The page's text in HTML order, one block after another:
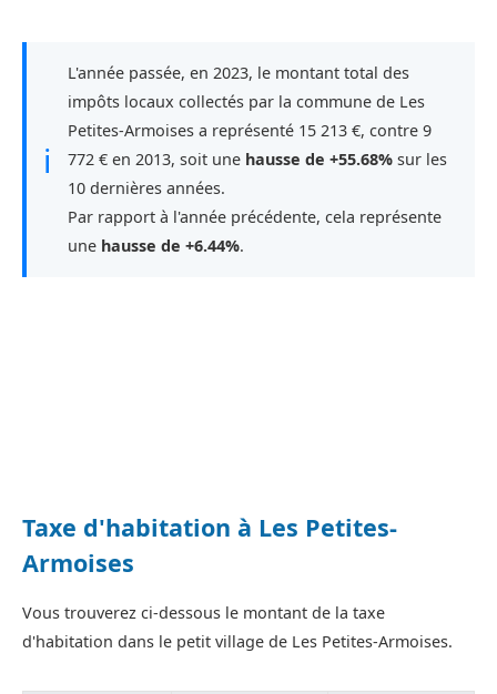
ℹ
L'année passée, en 2023, le montant total des
impôts locaux collectés par la commune de Les
Petites-Armoises a représenté 15 213 €, contre 9
772 € en 2013, soit une hausse de +55.68% sur les
10 dernières années.
Par rapport à l'année précédente, cela représente
une hausse de +6.44%.
Taxe d'habitation à Les Petites-
Armoises
Vous trouverez ci-dessous le montant de la taxe
d'habitation dans le petit village de Les Petites-Armoises.